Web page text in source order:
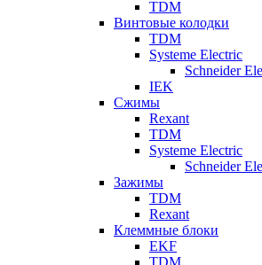
TDM
Винтовые колодки
TDM
Systeme Electric
Schneider
IEK
Сжимы
Rexant
TDM
Systeme Electric
Schneider
Зажимы
TDM
Rexant
Клеммные блоки
EKF
TDM